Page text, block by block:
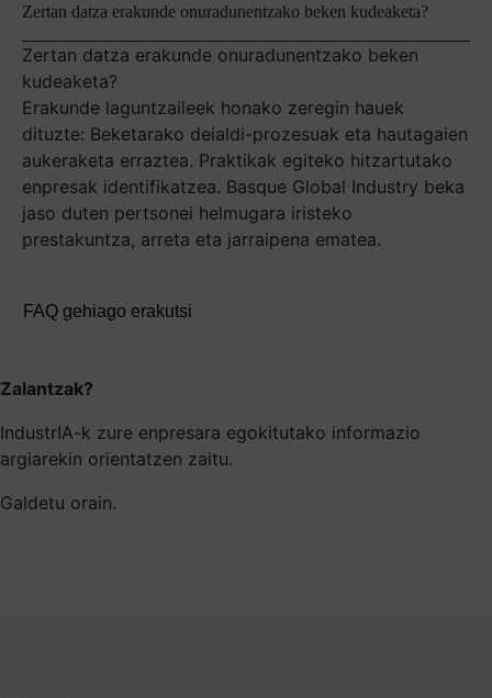
Zertan datza erakunde onuradunentzako beken kudeaketa?
Zertan datza erakunde onuradunentzako beken
kudeaketa?
Erakunde laguntzaileek honako zeregin hauek
dituzte: Beketarako deialdi-prozesuak eta hautagaien
aukeraketa erraztea. Praktikak egiteko hitzartutako
enpresak identifikatzea. Basque Global Industry beka
jaso duten pertsonei helmugara iristeko
prestakuntza, arreta eta jarraipena ematea.
FAQ gehiago erakutsi
Zalantzak?
IndustrIA-k zure enpresara egokitutako informazio
argiarekin orientatzen zaitu.
Galdetu orain.